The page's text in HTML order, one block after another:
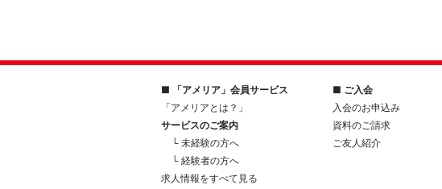
■ 「アメリア」会員サービス
「アメリアとは？」
サービスのご案内
└ 未経験の方へ
└ 経験者の方へ
求人情報をすべて見る
■ ご入会
入会のお申込み
資料のご請求
ご友人紹介